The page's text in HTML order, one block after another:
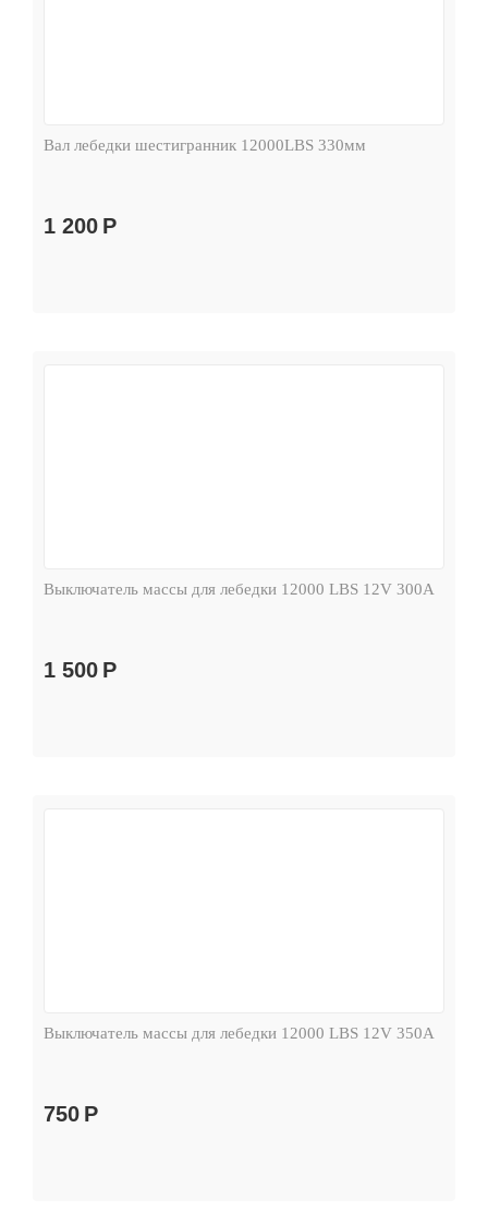
Вал лебедки шестигранник 12000LBS 330мм
1 200 Р
Выключатель массы для лебедки 12000 LBS 12V 300А
1 500 Р
Выключатель массы для лебедки 12000 LBS 12V 350А
750 Р